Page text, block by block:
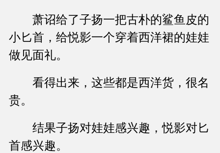
萧诏给了子扬一把古朴的鲨鱼皮的
小匕首，给悦影一个穿着西洋裙的娃娃
做见面礼。
看得出来，这些都是西洋货，很名
贵。
结果子扬对娃娃感兴趣，悦影对匕
首感兴趣。